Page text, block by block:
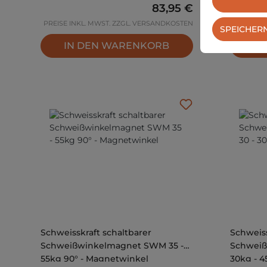
Regulärer Preis:
83,95 €
PREISE INKL. MWST. ZZGL. VERSANDKOSTEN
IN DEN WARENKORB
PREISE
Schweisskraft schaltbarer
Schweißwinkelmagnet SWM 35 -
55kg 90° - Magnetwinkel
30kg -